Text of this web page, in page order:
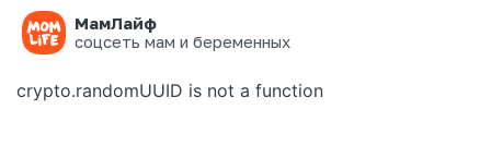
МамЛайф
соцсеть мам и беременных
Ошибка на странице
crypto.randomUUID is not a function